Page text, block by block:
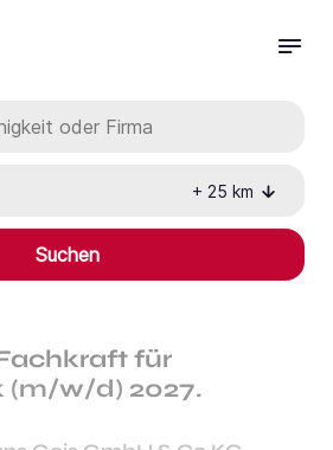
+ 25 km
Suchen
für
(m/w/d) 2027.